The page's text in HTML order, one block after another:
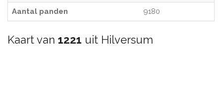
Aantal panden 9180
Kaart van 1221 uit Hilversum